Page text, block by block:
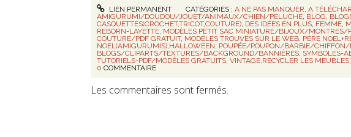
LIEN PERMANENT CATÉGORIES :A NE PAS MANQUER,A
AMIGURUMI/DOUDOU/JOUET/ANIMAUX/CHIEN/PELUCHE, BLOG,
CASQUETTES(CROCHET,TRICOT,COUTURE), DES IDÉES EN PLUS, FEMME,
REBORN-LAYETTE, MODÈLES PETIT SAC MINIATURE/BIJOUX/MONTRES/
COUTURE/PDF GRATUIT, MODÈLES TROUVÉS SUR LE WEB, PÈRE
NOEL(AMIGURUMIS),HALLOWEEN, POUPÉE/POUPON/BARBIE/CHIFFON/
BLOGS/CLIPARTS/TEXTURES/BACKGROUND/BANNIÈRES, SYMBOLES-
TUTORIELS-PDF/MODÈLES GRATUITS, VINTAGE,RECYCLER LES
0 COMMENTAIRE
Les commentaires sont fermés.